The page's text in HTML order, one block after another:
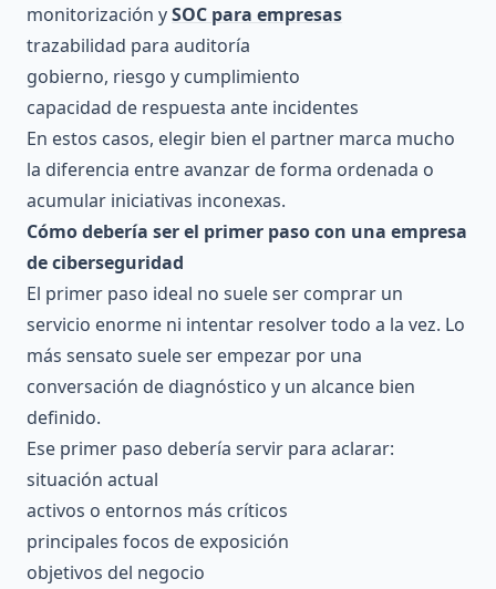
monitorización ySOC para empresas
trazabilidad para auditoría
gobierno, riesgo y cumplimiento
capacidad de respuesta ante incidentes
En estos casos, elegir bien el partner marca mucho
la diferencia entre avanzar de forma ordenada o
acumular iniciativas inconexas.
Cómo debería ser el primer paso con una empresa
de ciberseguridad
El primer paso ideal no suele ser comprar un
servicio enorme ni intentar resolver todo a la vez. Lo
más sensato suele ser empezar por una
conversación de diagnóstico y un alcance bien
definido.
Ese primer paso debería servir para aclarar:
situación actual
activos o entornos más críticos
principales focos de exposición
objetivos del negocio